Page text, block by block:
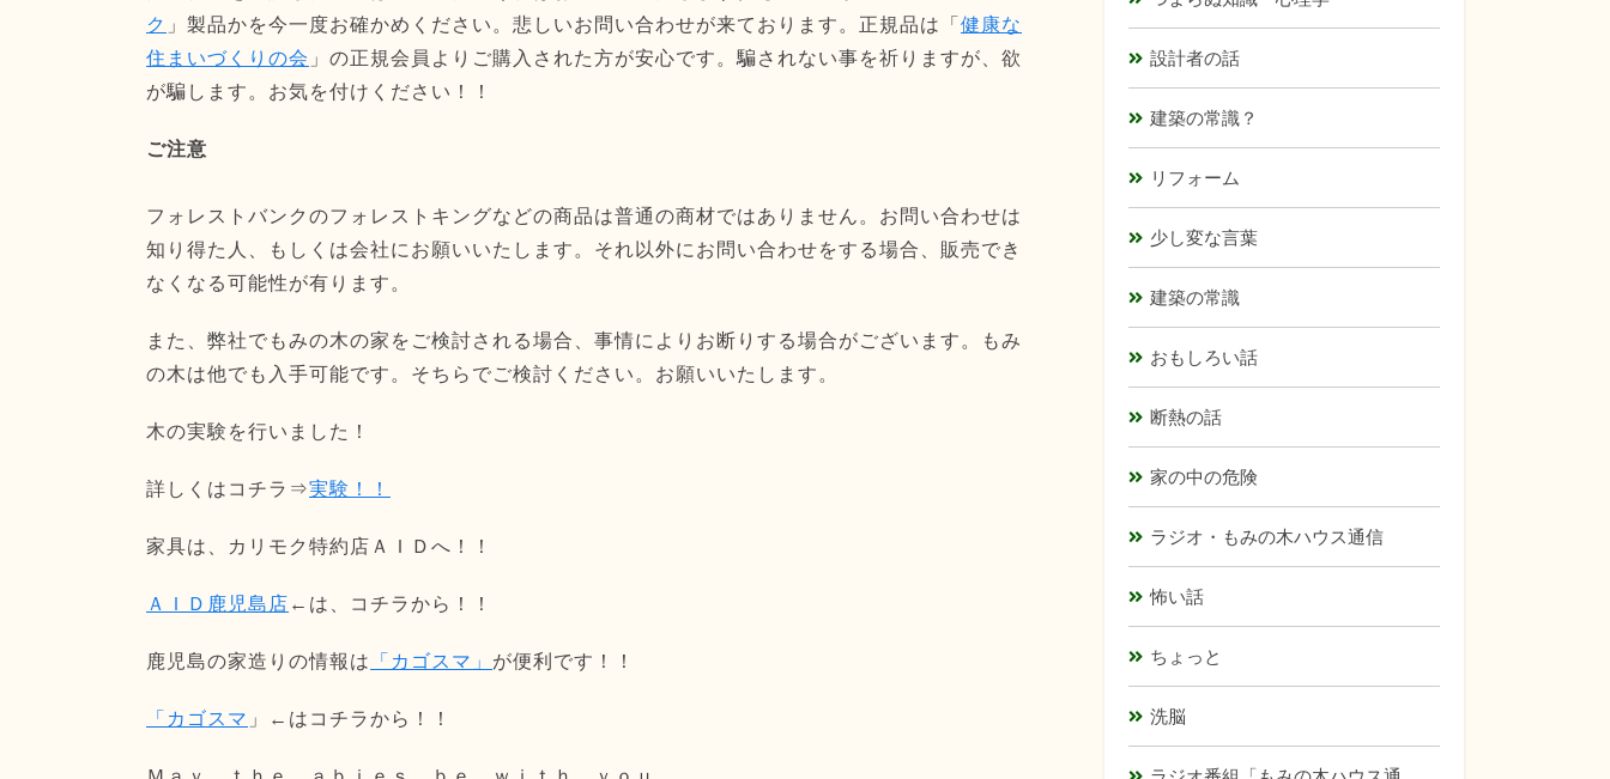
ク 」製品かを今一度お確かめください。悲しいお問い合わせが来ております。正規品は「 健康な
住まいづくりの会 」の正規会員よりご購入された方が安心です。騙されない事を祈りますが、欲
が騙します。お気を付けください！！
ご注意
フォレストバンクのフォレストキングなどの商品は普通の商材ではありません。お問い合わせは
知り得た人、もしくは会社にお願いいたします。それ以外にお問い合わせをする場合、販売でき
なくなる可能性が有ります。
また、弊社でもみの木の家をご検討される場合、事情によりお断りする場合がございます。もみ
の木は他でも入手可能です。そちらでご検討ください。お願いいたします。
木の実験を行いました！
詳しくはコチラ⇒実験！！
家具は、カリモク特約店ＡＩＤへ！！
ＡＩＤ鹿児島店 ←は、コチラから！！
鹿児島の家造りの情報は 「カゴスマ」 が便利です！！
「カゴスマ 」←はコチラから！！
設計者の話
建築の常識？
リフォーム
少し変な言葉
建築の常識
おもしろい話
断熱の話
家の中の危険
ラジオ・もみの木ハウス通信
怖い話
ちょっと
洗脳